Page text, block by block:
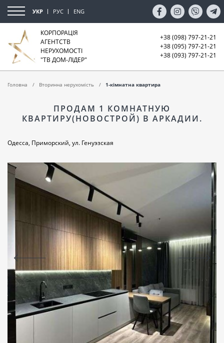
УКР РУС ENG
КОРПОРАЦІЯ
АГЕНТСТВ
НЕРУХОМОСТІ
"ТВ ДОМ-ЛІДЕР"
+38 (098) 797-21-21
+38 (095) 797-21-21
+38 (093) 797-21-21
Головна Вторинна нерухомість 1-кімнатна квартира
ПРОДАМ 1 КОМНАТНУЮ
КВАРТИРУ(НОВОСТРОЙ) В АРКАДИИ.
Одесса, Приморский, ул. Генуэзская